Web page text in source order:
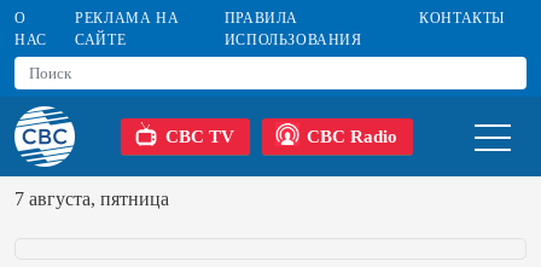
О
НАС
РЕКЛАМА НА
САЙТЕ
ПРАВИЛА
ИСПОЛЬЗОВАНИЯ
КОНТАКТЫ
CBC TV CBC Radio
7 августа, пятница